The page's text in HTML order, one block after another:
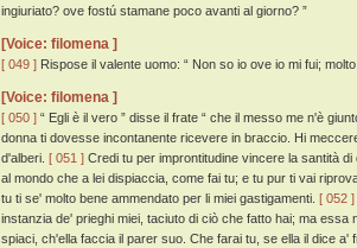
ingiuriato? ove fostú stamane poco avanti al giorno? ”
[Voice: filomena ]
[ 049 ] Rispose il valente uomo: “ Non so io ove io mi fui;
[Voice: filomena ]
[ 050 ] “ Egli è il vero ” disse il frate “ che il messo me n'è
donna ti dovesse incontanente ricevere in braccio. Hi
d'alberi. [ 051 ] Credi tu per improntitudine vincere la santità
al mondo che a lei dispiaccia, come fai tu; e tu pur ti vai
tu ti se' molto bene ammendato per li miei gastigamenti. [ 052 ]
instanzia de' prieghi miei, taciuto di ciò che fatto hai; ma
spiaci, ch'ella faccia il parer suo. Che farai tu, se ella il dice a'